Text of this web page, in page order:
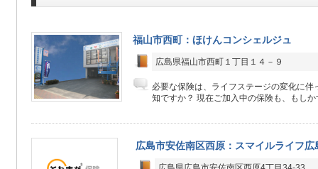
福山市西町：ほけんコンシェルジュ
広島県福山市西町１丁目１４－９
必要な保険は、ライフステージの変化に
知ですか？ 現在ご加入中の保険も、もし
広島市安佐南区西原：スマイルライフ広